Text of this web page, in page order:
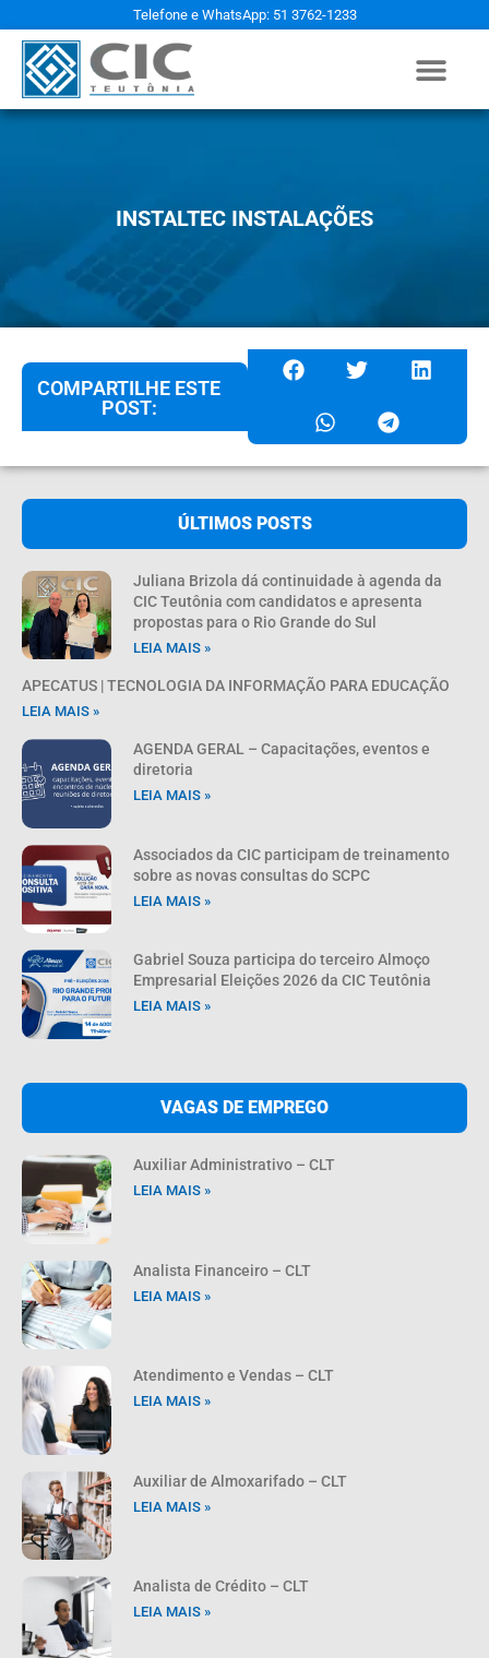
Telefone e WhatsApp: 51 3762-1233
INSTALTEC INSTALAÇÕES
COMPARTILHE ESTE
POST:
ÚLTIMOS POSTS
Juliana Brizola dá continuidade à agenda da
CIC Teutônia com candidatos e apresenta
propostas para o Rio Grande do Sul
LEIA MAIS »
APECATUS | TECNOLOGIA DA INFORMAÇÃO PARA EDUCAÇÃO
LEIA MAIS »
AGENDA GERAL – Capacitações, eventos e
diretoria
LEIA MAIS »
Associados da CIC participam de treinamento
sobre as novas consultas do SCPC
LEIA MAIS »
Gabriel Souza participa do terceiro Almoço
Empresarial Eleições 2026 da CIC Teutônia
LEIA MAIS »
VAGAS DE EMPREGO
Auxiliar Administrativo – CLT
LEIA MAIS »
Analista Financeiro – CLT
LEIA MAIS »
Atendimento e Vendas – CLT
LEIA MAIS »
Auxiliar de Almoxarifado – CLT
LEIA MAIS »
Analista de Crédito – CLT
LEIA MAIS »